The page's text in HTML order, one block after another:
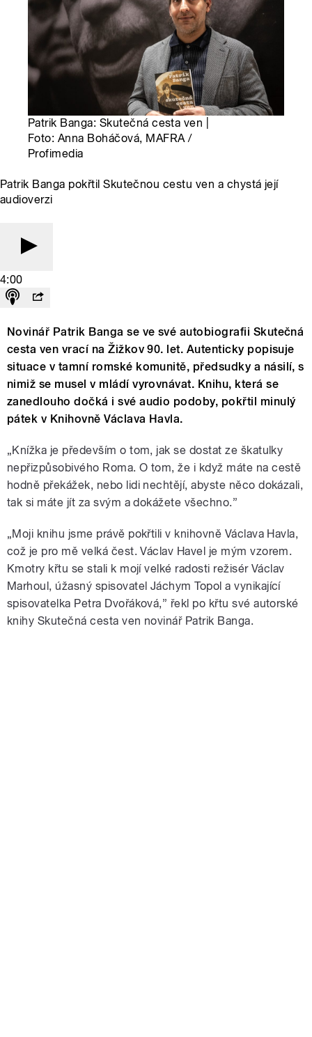
Patrik Banga: Skutečná cesta ven |
Foto: Anna Boháčová, MAFRA /
Profimedia
Patrik Banga pokřtil Skutečnou cestu ven a chystá její
audioverzi
4:00
Novinář Patrik Banga se ve své autobiografii Skutečná
cesta ven vrací na Žižkov 90. let. Autenticky popisuje
situace v tamní romské komunitě, předsudky a násilí, s
nimiž se musel v mládí vyrovnávat. Knihu, která se
zanedlouho dočká i své audio podoby, pokřtil minulý
pátek v Knihovně Václava Havla.
„Knížka je především o tom, jak se dostat ze škatulky
nepřizpůsobivého Roma. O tom, že i když máte na cestě
hodně překážek, nebo lidi nechtějí, abyste něco dokázali,
tak si máte jít za svým a dokážete všechno.”
„Moji knihu jsme právě pokřtili v knihovně Václava Havla,
což je pro mě velká čest. Václav Havel je mým vzorem.
Kmotry křtu se stali k mojí velké radosti režisér Václav
Marhoul, úžasný spisovatel Jáchym Topol a vynikající
spisovatelka Petra Dvořáková,” řekl po křtu své autorské
knihy Skutečná cesta ven novinář Patrik Banga.